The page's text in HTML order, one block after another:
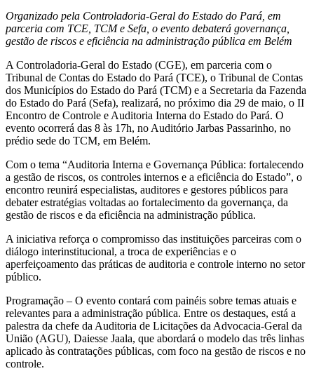
Organizado pela Controladoria-Geral do Estado do Pará, em
parceria com TCE, TCM e Sefa, o evento debaterá governança,
gestão de riscos e eficiência na administração pública em Belém
A Controladoria-Geral do Estado (CGE), em parceria com o
Tribunal de Contas do Estado do Pará (TCE), o Tribunal de Contas
dos Municípios do Estado do Pará (TCM) e a Secretaria da Fazenda
do Estado do Pará (Sefa), realizará, no próximo dia 29 de maio, o II
Encontro de Controle e Auditoria Interna do Estado do Pará. O
evento ocorrerá das 8 às 17h, no Auditório Jarbas Passarinho, no
prédio sede do TCM, em Belém.
Com o tema “Auditoria Interna e Governança Pública: fortalecendo
a gestão de riscos, os controles internos e a eficiência do Estado”, o
encontro reunirá especialistas, auditores e gestores públicos para
debater estratégias voltadas ao fortalecimento da governança, da
gestão de riscos e da eficiência na administração pública.
A iniciativa reforça o compromisso das instituições parceiras com o
diálogo interinstitucional, a troca de experiências e o
aperfeiçoamento das práticas de auditoria e controle interno no setor
público.
Programação – O evento contará com painéis sobre temas atuais e
relevantes para a administração pública. Entre os destaques, está a
palestra da chefe da Auditoria de Licitações da Advocacia-Geral da
União (AGU), Daiesse Jaala, que abordará o modelo das três linhas
aplicado às contratações públicas, com foco na gestão de riscos e no
controle.